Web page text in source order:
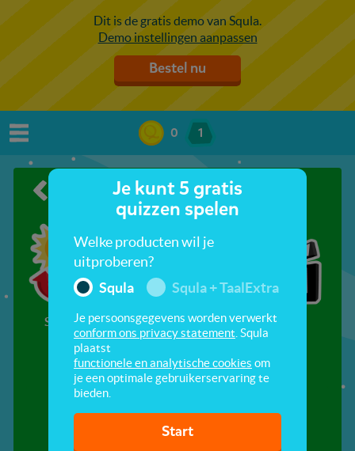
Dit is de gratis demo van Squla.
Demo instellingen aanpassen
Bestel nu
0 1
De wereld
Seizoenen Anansi de spin Film
Je kunt 5 gratis
quizzen spelen
Welke producten wil je
uitproberen?
Squla
Squla + TaalExtra
Je persoonsgegevens worden verwerkt
conform ons privacy statement . Squla
plaatst
functionele en analytische cookies om
je een optimale gebruikerservaring te
bieden.
Start